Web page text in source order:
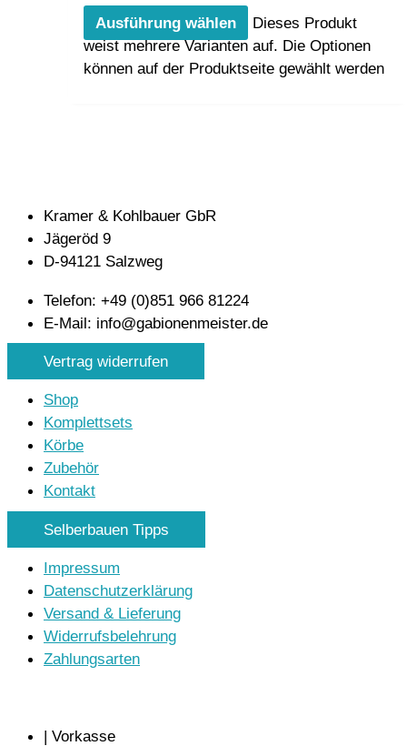
Ausführung wählen
Dieses Produkt
weist mehrere Varianten auf. Die Optionen
können auf der Produktseite gewählt werden
Kramer & Kohlbauer GbR
Jägeröd 9
D-94121 Salzweg
Telefon: +49 (0)851 966 81224
E-Mail: info@gabionenmeister.de
Vertrag widerrufen
Shop
Komplettsets
Körbe
Zubehör
Kontakt
Selberbauen Tipps
Impressum
Datenschutzerklärung
Versand & Lieferung
Widerrufsbelehrung
Zahlungsarten
| Vorkasse